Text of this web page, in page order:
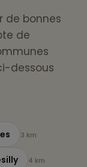
de bonnes
de
dessous
3 km
4 km